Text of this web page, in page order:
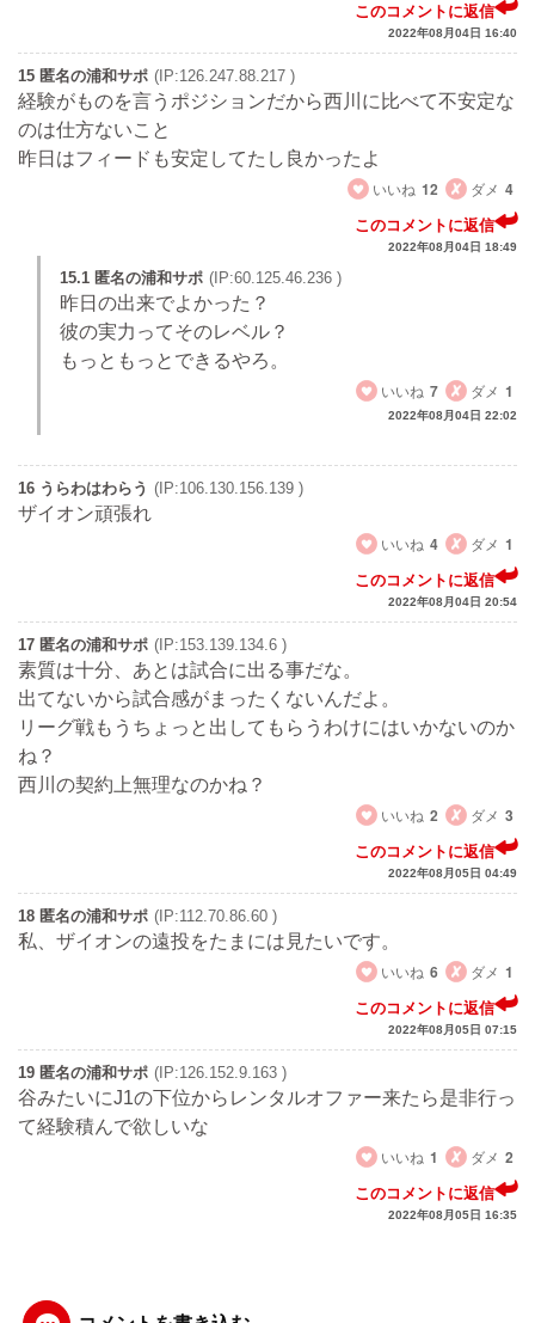
このコメントに返信
2022年08月04日 16:40
15 匿名の浦和サポ (IP:126.247.88.217 )
経験がものを言うポジションだから西川に比べて不安定な
のは仕方ないこと
昨日はフィードも安定してたし良かったよ
いいね 12 ダメ 4
このコメントに返信
2022年08月04日 18:49
15.1 匿名の浦和サポ (IP:60.125.46.236 )
昨日の出来でよかった？
彼の実力ってそのレベル？
もっともっとできるやろ。
いいね 7 ダメ 1
2022年08月04日 22:02
16 うらわはわらう (IP:106.130.156.139 )
ザイオン頑張れ
いいね 4 ダメ 1
このコメントに返信
2022年08月04日 20:54
17 匿名の浦和サポ (IP:153.139.134.6 )
素質は十分、あとは試合に出る事だな。
出てないから試合感がまったくないんだよ。
リーグ戦もうちょっと出してもらうわけにはいかないのか
ね？
西川の契約上無理なのかね？
いいね 2 ダメ 3
このコメントに返信
2022年08月05日 04:49
18 匿名の浦和サポ (IP:112.70.86.60 )
私、ザイオンの遠投をたまには見たいです。
いいね 6 ダメ 1
このコメントに返信
2022年08月05日 07:15
19 匿名の浦和サポ (IP:126.152.9.163 )
谷みたいにJ1の下位からレンタルオファー来たら是非行っ
て経験積んで欲しいな
いいね 1 ダメ 2
このコメントに返信
2022年08月05日 16:35